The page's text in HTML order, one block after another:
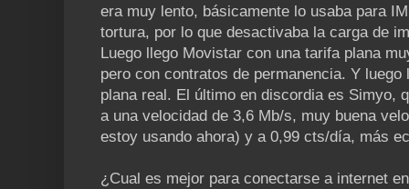
era muy lento, básicamente lo usaba para
tortura, por lo que desactivaba la carga de
Luego llego Movistar con una tarifa plana
pero con contratos de permanencia. Y luego
plana real. El último en discordia es Simyo,
a una velocidad de 3,6 Mb/s, muy buena
estoy usando ahora) y a 0,99 cts/día, más
¿Cual es mejor para conectarse a internet